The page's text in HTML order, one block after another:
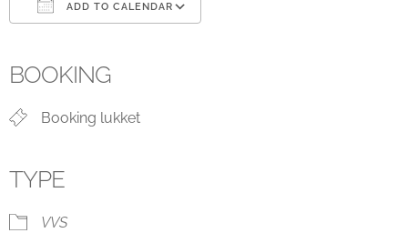
ADD TO CALENDAR
BOOKING
Booking lukket
TYPE
VVS